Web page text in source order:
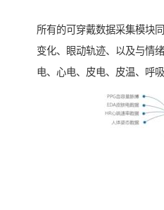
所有的可穿戴数据采集模块
变化、眼动轨迹、以及与情
电、心电、皮电、皮温、呼